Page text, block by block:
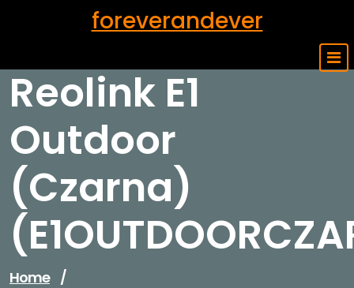
foreverandever
Reolink E1
Outdoor
(Czarna)
Home /